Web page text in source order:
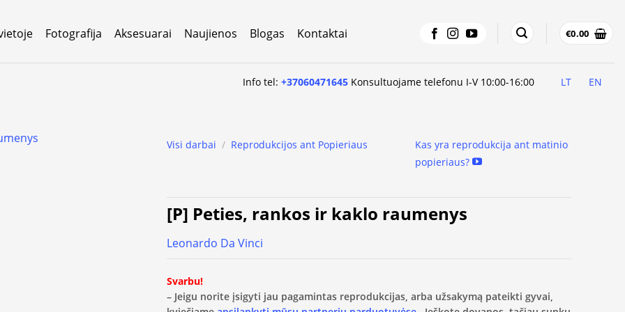
Fotografija Aksesuarai Naujienos Blogas Kontaktai €0.00
Info tel:+37060471645 Konsultuojame telefonu I-V 10:00-16:00 LT EN
Visi darbai / Reprodukcijos ant Popieriaus
Kas yra reprodukcija ant matinio
popieriaus?
[P] Peties, rankos ir kaklo raumenys
Leonardo Da Vinci
Svarbu!
– Jeigu norite įsigyti jau pagamintas reprodukcijas, arba užsakymą pateikti gyvai,